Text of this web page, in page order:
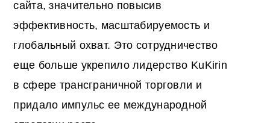
сайта, значительно повысив
эффективность, масштабируемость и
глобальный охват. Это сотрудничество
еще больше укрепило лидерство KuKirin
в сфере трансграничной торговли и
придало импульс ее международной